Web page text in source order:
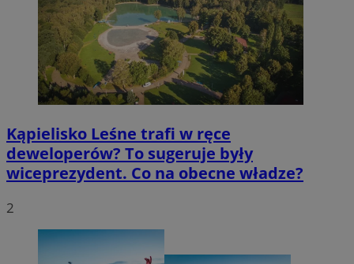
Kąpielisko Leśne trafi w ręce
deweloperów? To sugeruje były
wiceprezydent. Co na obecne władze?
2